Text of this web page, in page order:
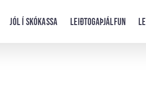
Jól í skókassa Leiðtogaþjálfun